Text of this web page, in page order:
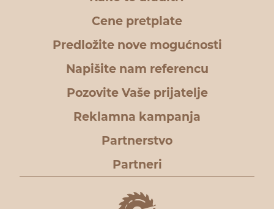
Cene pretplate
Predložite nove mogućnosti
Napišite nam referencu
Pozovite Vaše prijatelje
Reklamna kampanja
Partnerstvo
Partneri